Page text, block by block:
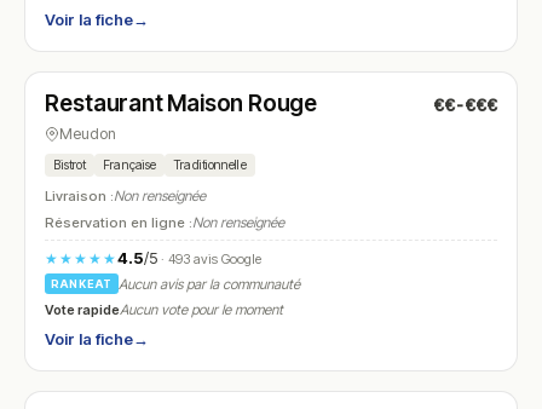
Voir la fiche→
N° 9
Restaurant Maison Rouge €€-€€€
Meudon
Bistrot Française Traditionnelle
Livraison :Non renseignée
Réservation en ligne :Non renseignée
★★★★★4.5/5· 493 avis Google
RANKEAT
Aucun avis par la communauté
Vote rapideAucun vote pour le moment
Voir la fiche→